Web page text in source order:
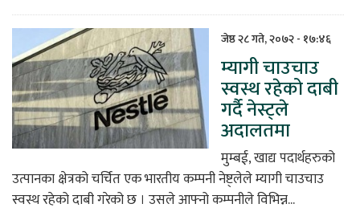
जेष्ठ २८ गते, २०७२ - १७:४६
म्यागी चाउचाउ
स्वस्थ रहेको दाबी
गर्दै नेस्ट्ले
अदालतमा
मुम्बई, खाद्य पदार्थहरुको
उत्पानका क्षेत्रको चर्चित एक भारतीय कम्पनी नेष्ट्लेले म्यागी चाउचाउ
स्वस्थ रहेको दाबी गरेको छ । उसले आफ्नो कम्पनीले विभिन्न...